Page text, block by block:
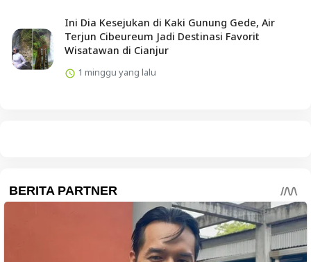
Ini Dia Kesejukan di Kaki Gunung Gede, Air
Terjun Cibeureum Jadi Destinasi Favorit
Wisatawan di Cianjur
1 minggu yang lalu